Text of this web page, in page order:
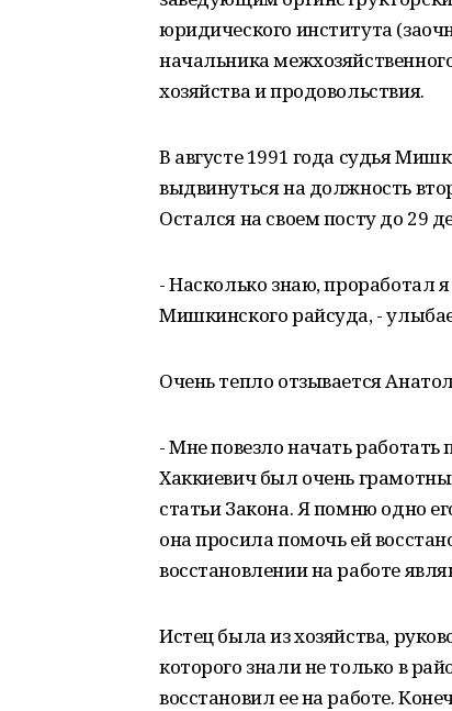
юридического института
начальника
хозяйства и продовольствия.
В августе 1991 года судья
выдвинуться на должность
Остался на своем посту до 29
- Насколько знаю, проработал
Мишкинского райсуда, -
Очень тепло отзывается
- Мне повезло начать работать
Хаккиевич был очень
статьи Закона. Я помню одно
она просила помочь ей
восстановлении на работе
Истец была из хозяйства,
которого знали не только в
восстановил ее на работе.